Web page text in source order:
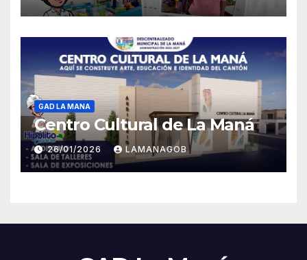
GAD LA MANA
Centro Cultural de La Maná
26/01/2026 LAMANAGOB